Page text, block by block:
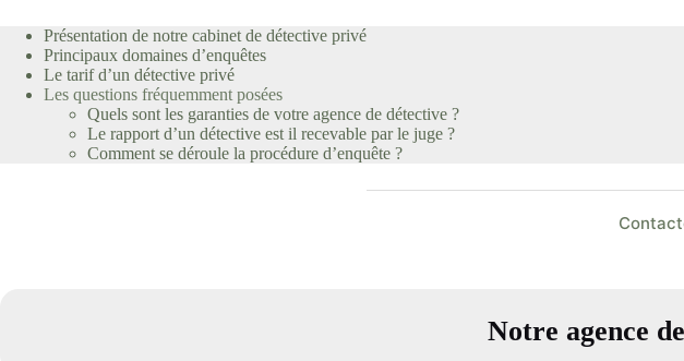
Présentation de notre cabinet de détective privé
Principaux domaines d’enquêtes
Le tarif d’un détective privé
Les questions fréquemment posées
Quels sont les garanties de votre agence de détective ?
Le rapport d’un détective est il recevable par le juge ?
Comment se déroule la procédure d’enquête ?
Notre agence